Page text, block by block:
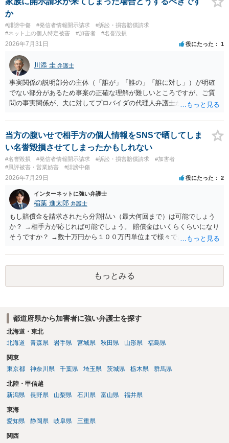
第ですので何とも言えません。公開の場で回答するには情報が乏し
く、ここで詳細を明らかにすることは事案の特定に繋がってしまうの
で、弁護士へ直接相談した方がよいです。
か
#誹謗中傷 #発信者情報開示請求
#訴訟・損害賠償請求
#ネット上の個人特定被害
#加害者 #名誉毀損
2026年7月31日 役にたった 1
川添 圭 弁護士
事実関係の説明部分の主体（「誰が」「誰の」「誰に対し」）が明確
でない部分があるため事案の正確な理解が難しいところですが、ご質
問の事実関係が、夫に対してプロバイダの代理人弁護士から発信者情
情報として夫の氏名と住所が開示され、開示請求者（の代理人弁護
士）が、夫に対して内容証明郵便を送ったり訴訟の提起がなされたり
する可能性があるように思われます。この場合は、開示請求者（とあ
る女性？）の代理人弁護士へ、実は投稿者があなたであるという内容
とともに、あなたから連絡することもあり得ます。 夫がクレーム電話
を入れた「相手方の法律事務所」というのがプロバイダの代理人の事
ですが、もし前者であれば、書類の再送要請にはあまり意味はなく、
一方、後者であるなら、夫を被告として提訴に至る可能性も考える必
要が出てきます。 あなたと夫との夫婦関係の状況（別居中なのか、夫
婦関係は良好なのか、あなたが夫へ嘘をついたのか等）がよくわから
ないところがあり、実際にどのような対応がベターなのかを正確に検
で弁護士へ直接相談するべきでしょう。
当方の腹いせで相手方の個人情報をSNSで晒してしま
い名誉毀損させてしまったかもしれない
#名誉毀損 #発信者情報開示請求 #訴訟・損害賠償請求
#加害者
#風評被害・営業妨害
#誹謗中傷
2026年7月29日 役にたった 2
インターネットに強い弁護士
稲葉 進太郎 弁護士
もし賠償金を請求されたら分割払い（最大何回まで）は可能でしょう
か？ →相手方が応じれば可能でしょう。 賠償金はいくらくらいになり
そうですか？ →数十万円から１００万円単位まで様々であり、不明で
渉が行われ、双方合意に至れば支払が開始され、決裂して相手方が訴
訟提起を選択すれば訴訟の中で解決がなされる流れが通常です。
もっとみる
都道府県から加害者に強い弁護士を探す
北海道・東北
北海道
青森県 岩手県 宮城県 秋田県 山形県 福島県
関東
東京都
神奈川県 千葉県 埼玉県 茨城県 栃木県 群馬県
北陸・甲信越
新潟県
長野県 山梨県 石川県 富山県 福井県
東海
愛知県
静岡県 岐阜県 三重県
関西